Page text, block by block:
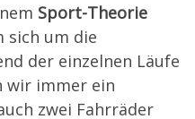
Sport-Theorie
sich um die
der einzelnen Läufe
wir immer ein
zwei Fahrräder